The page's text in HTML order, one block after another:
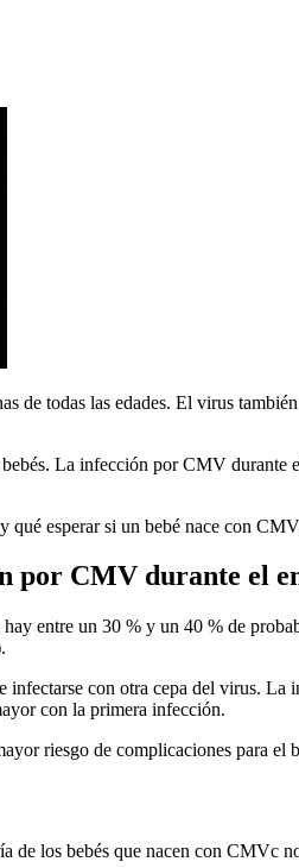
todas las edades. El virus
La infección por CMV
qué esperar si un bebé nace con
por CMV durante el
entre un 30 % y un 40 % de
infectarse con otra cepa del virus.
con la primera infección.
riesgo de complicaciones para el
de los bebés que nacen con CMVc